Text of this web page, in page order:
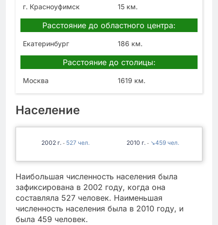
г. Красноуфимск 15 км.
Расстояние до областного центра:
Екатеринбург 186 км.
Расстояние до столицы:
Москва 1619 км.
Население
2002 - 527 2010 - ↘459
Наибольшая численность населения была
зафиксирована в 2002 году, когда она
составляла 527 человек. Наименьшая
численность населения была в 2010 году, и
была 459 человек.